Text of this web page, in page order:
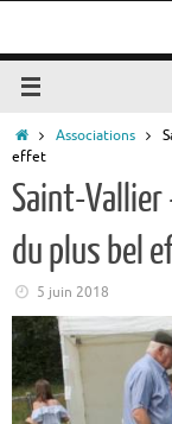
contenu
Accueil
Associations
effet
Saint-Vallier
du plus bel
5 juin 2018